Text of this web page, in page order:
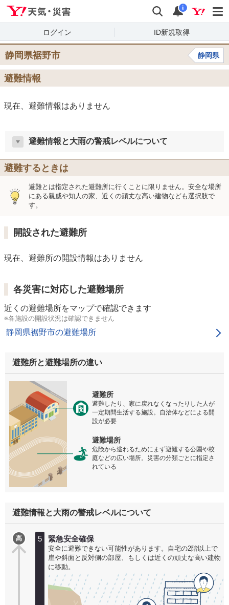
検索 通知
i
ログイン ID新規取得
静岡県裾野市 静岡県
避難情報
現在、避難情報はありません
避難情報と大雨の警戒レベルについて
避難するときは
避難とは指定された避難所に行くことに限りません。安全な場所
にある親戚や知人の家、近くの頑丈な高い建物なども選択肢で
す。
開設された避難所
現在、避難所の開設情報はありません
各災害に対応した避難場所
近くの避難場所をマップで確認できます
※各施設の開設状況は確認できません
静岡県裾野市の避難場所
避難所と避難場所の違い
避難所
避難したり、家に戻れなくなったりした人が
一定期間生活する施設。自治体などによる開
設が必要
避難場所
危険から逃れるためにまず避難する公園や校
庭などの広い場所。災害の分類ごとに指定さ
れている
避難情報と大雨の警戒レベルについて
高 5 緊急安全確保
安全に避難できない可能性があります。自宅の2階以上で
崖や斜面と反対側の部屋、もしくは近くの頑丈な高い建物
に移動。